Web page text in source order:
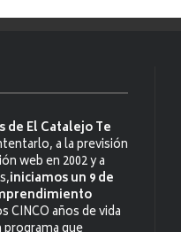
de El Catalejo Te
a la previsión
web en 2002 y a
iniciamos un 9 de
CINCO años de vida